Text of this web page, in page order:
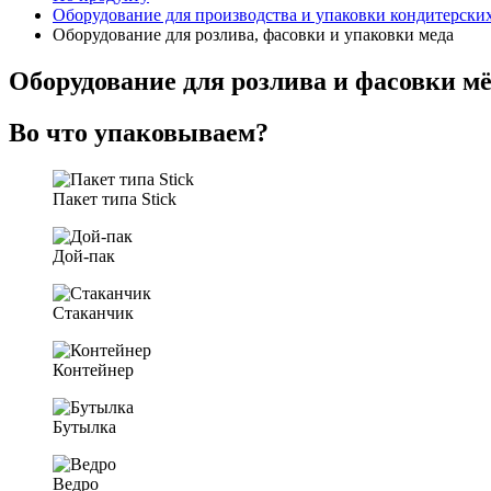
Оборудование для производства и упаковки
Оборудование для розлива, фасовки и упаковки меда
Оборудование для розлива и фасовки
Во что упаковываем?
Пакет типа Stick
Дой-пак
Стаканчик
Контейнер
Бутылка
Ведро